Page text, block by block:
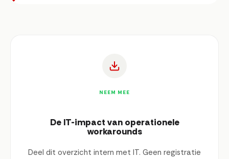
NEEM MEE
De IT-impact van operationele
workarounds
Deel dit overzicht intern met IT. Geen registratie